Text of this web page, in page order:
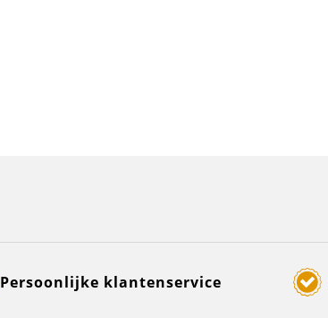
Persoonlijke klantenservice